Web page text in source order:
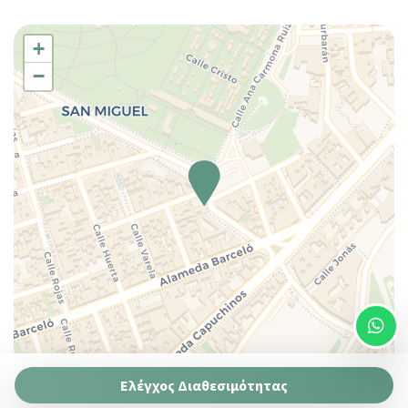
+
−
Leaflet| ©OpenStreetMapcontributors ©
Ελέγχος Διαθεσιμότητας